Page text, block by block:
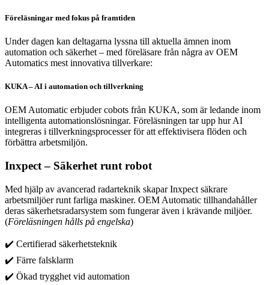
Föreläsningar med fokus på framtiden
Under dagen kan deltagarna lyssna till aktuella ämnen inom
automation och säkerhet – med föreläsare från några av OEM
Automatics mest innovativa tillverkare:
KUKA – AI i automation och tillverkning
OEM Automatic erbjuder cobots från KUKA, som är ledande inom
intelligenta automationslösningar. Föreläsningen tar upp hur AI
integreras i tillverkningsprocesser för att effektivisera flöden och
förbättra arbetsmiljön.
Inxpect – Säkerhet runt robot
Med hjälp av avancerad radarteknik skapar Inxpect säkrare
arbetsmiljöer runt farliga maskiner. OEM Automatic tillhandahåller
deras säkerhetsradarsystem som fungerar även i krävande miljöer.
(Föreläsningen hålls på engelska)
✔️ Certifierad säkerhetsteknik
✔️ Färre falsklarm
✔️ Ökad trygghet vid automation